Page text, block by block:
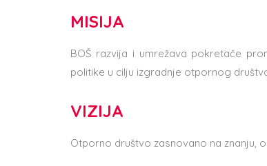
MISIJA
BOŠ razvija i umrežava pokretače
politike u cilju izgradnje otpornog
VIZIJA
Otporno društvo zasnovano na znanju,